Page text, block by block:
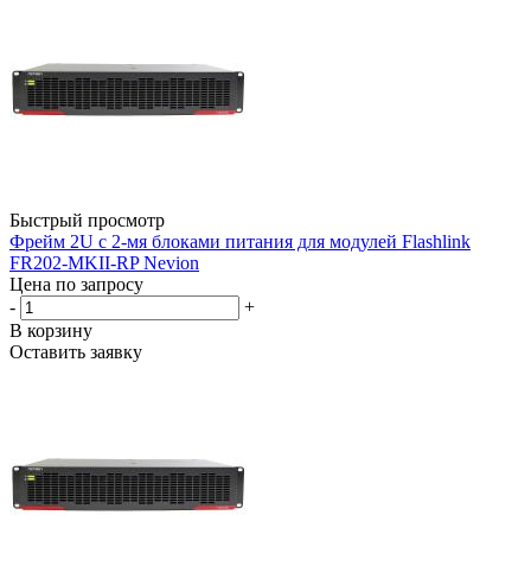
Быстрый просмотр
Фрейм 2U с 2-мя блоками питания для модулей Flashlink
FR202-MKII-RP Nevion
Цена по запросу
-
+
В корзину
Оставить заявку